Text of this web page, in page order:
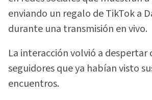
enviando un regalo de TikTok a
durante una transmisión en vivo.
La interacción volvió a despertar
seguidores que ya habían visto
encuentros.